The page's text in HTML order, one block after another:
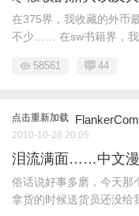
在375界，我收藏的外
不少…… 在sw书籍界，我
58561 44
点击重新加载
2010-10-28 20:05
泪流满面……中文漫
俗话说好事多磨，今天那
拿货的时候送货员还没给